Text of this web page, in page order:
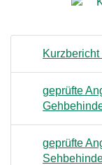
Kurzbericht
geprüfte
geprüfte